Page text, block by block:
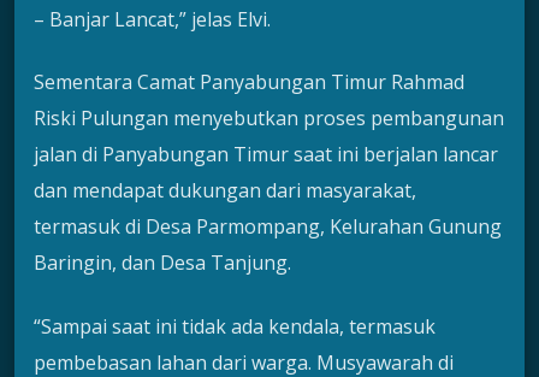
– Banjar Lancat,” jelas Elvi.
Sementara Camat Panyabungan Timur Rahmad
Riski Pulungan menyebutkan proses pembangunan
jalan di Panyabungan Timur saat ini berjalan lancar
dan mendapat dukungan dari masyarakat,
termasuk di Desa Parmompang, Kelurahan Gunung
Baringin, dan Desa Tanjung.
“Sampai saat ini tidak ada kendala, termasuk
pembebasan lahan dari warga. Musyawarah di